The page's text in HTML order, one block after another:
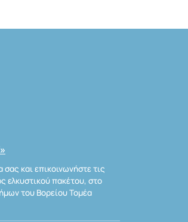
σας και επικοινωνήστε τις
ελκυστικού πακέτου, στο
του Βορείου Τομέα